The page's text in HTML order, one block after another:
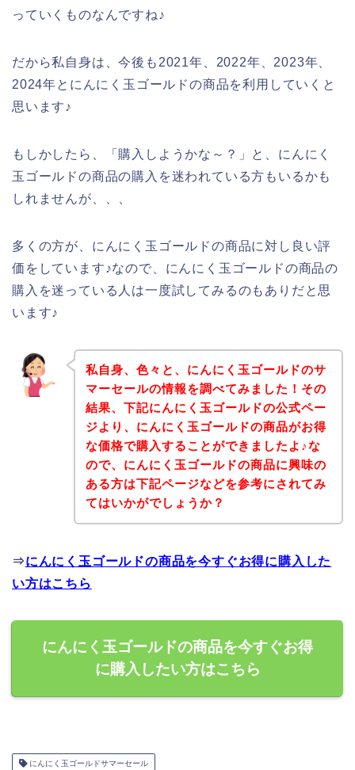
っていくものなんですね♪
だから私自身は、今後も2021年、2022年、2023年、
2024年とにんにく玉ゴールドの商品を利用していくと
思います♪
もしかしたら、「購入しようかな～？」と、にんにく
玉ゴールドの商品の購入を迷われている方もいるかも
しれませんが、、、
多くの方が、にんにく玉ゴールドの商品に対し良い評
価をしています♪なので、にんにく玉ゴールドの商品の
購入を迷っている人は一度試してみるのもありだと思
います♪
私自身、色々と、にんにく玉ゴールドのサ
マーセールの情報を調べてみました！その
結果、下記にんにく玉ゴールドの公式ペー
ジより、にんにく玉ゴールドの商品がお得
な価格で購入することができましたよ♪な
ので、にんにく玉ゴールドの商品に興味の
ある方は下記ページなどを参考にされてみ
てはいかがでしょうか？
⇒にんにく玉ゴールドの商品を今すぐお得に購入した
い方はこちら
にんにく玉ゴールドの商品を今すぐお得
に購入したい方はこちら
にんにく玉ゴールドサマーセール